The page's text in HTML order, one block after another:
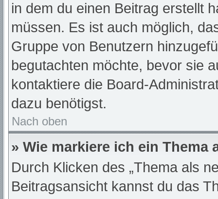
in dem du einen Beitrag erstellt
müssen. Es ist auch möglich,
Gruppe von Benutzern
begutachten möchte, bevor sie
kontaktiere die Board-
dazu benötigst.
Nach oben
» Wie markiere ich ein Thema
Durch Klicken des „Thema als
Beitragsansicht kannst du das